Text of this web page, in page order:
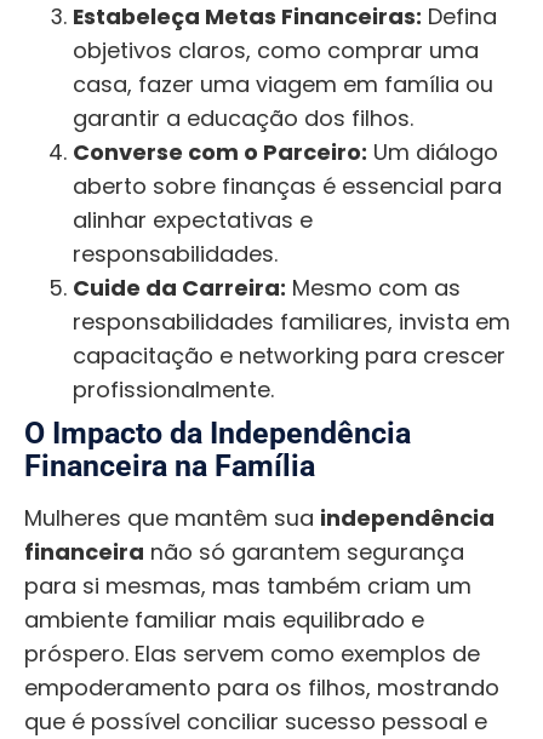
Estabeleça Metas Financeiras: Defina
objetivos claros, como comprar uma
casa, fazer uma viagem em família ou
garantir a educação dos filhos.
Converse com o Parceiro: Um diálogo
aberto sobre finanças é essencial para
alinhar expectativas e
responsabilidades.
Cuide da Carreira: Mesmo com as
responsabilidades familiares, invista em
capacitação e networking para crescer
profissionalmente.
O Impacto da Independência
Financeira na Família
Mulheres que mantêm sua independência
financeira não só garantem segurança
para si mesmas, mas também criam um
ambiente familiar mais equilibrado e
próspero. Elas servem como exemplos de
empoderamento para os filhos, mostrando
que é possível conciliar sucesso pessoal e